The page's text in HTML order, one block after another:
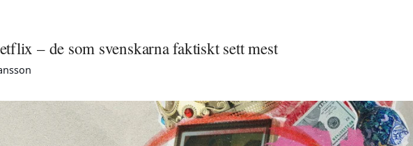
– de som svenskarna faktiskt sett mest